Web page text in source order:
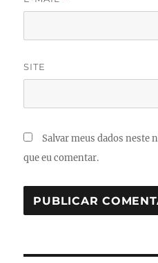
SITE
Salvar meus dados neste
que eu comentar.